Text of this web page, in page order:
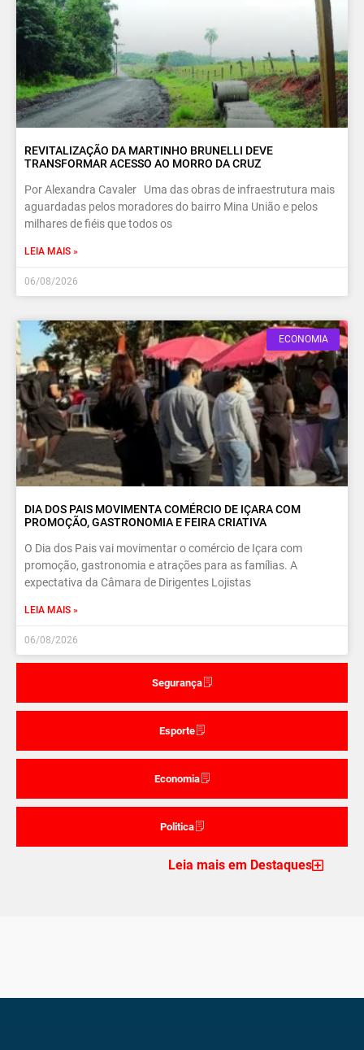
Segurança
Esporte
Economia
Politica
REVITALIZAÇÃO DA MARTINHO BRUNELLI DEVE
TRANSFORMAR ACESSO AO MORRO DA CRUZ
Por Alexandra Cavaler Uma das obras de infraestrutura mais
aguardadas pelos moradores do bairro Mina União e pelos
milhares de fiéis que todos os
LEIA MAIS »
06/08/2026
ECONOMIA
DIA DOS PAIS MOVIMENTA COMÉRCIO DE IÇARA COM
PROMOÇÃO, GASTRONOMIA E FEIRA CRIATIVA
O Dia dos Pais vai movimentar o comércio de Içara com
promoção, gastronomia e atrações para as famílias. A
expectativa da Câmara de Dirigentes Lojistas
LEIA MAIS »
06/08/2026
Leia mais em Destaques